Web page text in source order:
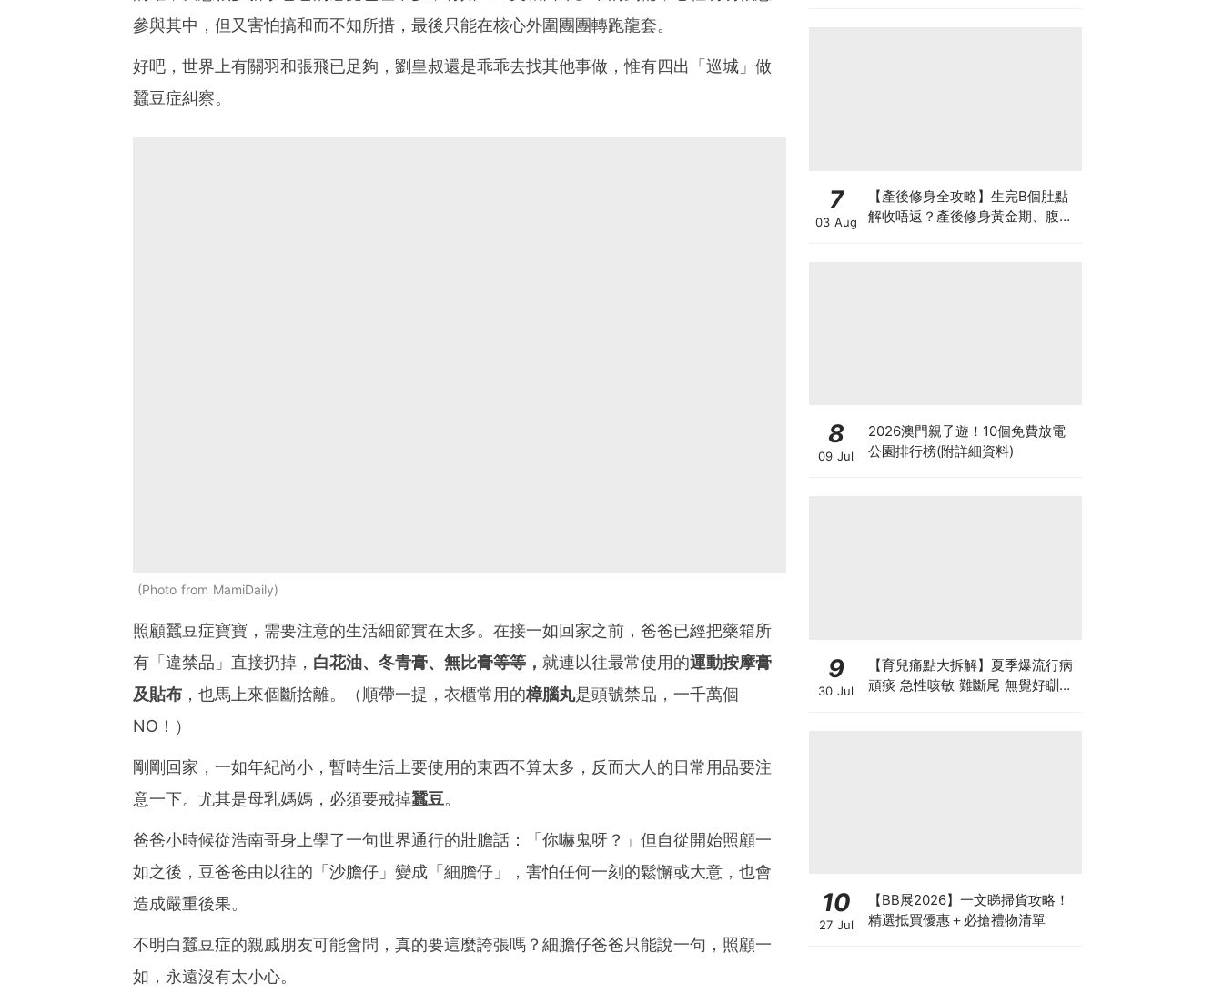
參與其中，但又害怕搞和而不知所措，最後只能在核心外圍團團轉跑龍套。
好吧，世界上有關羽和張飛已足夠，劉皇叔還是乖乖去找其他事做，惟有四出「巡城」做
蠶豆症糾察。
Photo from MamiDaily
照顧蠶豆症寶寶，需要注意的生活細節實在太多。在接一如回家之前，爸爸已經把藥箱所
有「違禁品」直接扔掉， 白花油、冬青膏、無比膏等等， 就連以往最常使用的運動按摩膏
及貼布，也馬上來個斷捨離。（順帶一提，衣櫃常用的樟腦丸是頭號禁品，一千萬個
NO！）
剛剛回家，一如年紀尚小，暫時生活上要使用的東西不算太多，反而大人的日常用品要注
意一下。尤其是母乳媽媽，必須要戒掉蠶豆。
爸爸小時候從浩南哥身上學了一句世界通行的壯膽話：「你嚇鬼呀？」但自從開始照顧一
如之後，豆爸爸由以往的「沙膽仔」變成「細膽仔」，害怕任何一刻的鬆懈或大意，也會
造成嚴重後果。
不明白蠶豆症的親戚朋友可能會問，真的要這麼誇張嗎？細膽仔爸爸只能說一句，照顧一
如，永遠沒有太小心。
7
03 Aug
【產後修身全攻略】生完B個肚點
解收唔返？產後修身黃金期、腹直
8
09 Jul
2026澳門親子遊！10個免費放電
公園排行榜(附詳細資料)
9
30 Jul
【育兒痛點大拆解】夏季爆流行病
頑痰 急性咳敏 難斷尾 無覺好瞓？
10
27 Jul
【BB展2026】一文睇掃貨攻略！
精選抵買優惠＋必搶禮物清單